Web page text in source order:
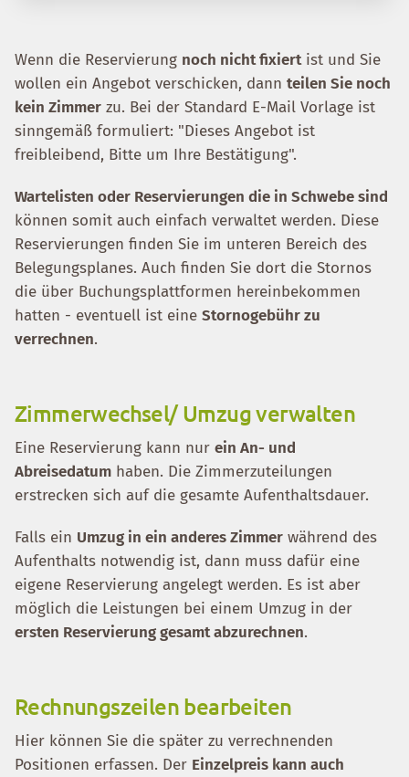
Wenn die Reservierung noch nicht fixiertist und Sie
wollen ein Angebot verschicken, dann teilen Sie noch
kein Zimmer zu. Bei der Standard E-Mail Vorlage ist
sinngemäß formuliert: "Dieses Angebot ist
freibleibend, Bitte um Ihre Bestätigung".
Wartelisten oder Reservierungen die in Schwebe sind
können somit auch einfach verwaltet werden. Diese
Reservierungen finden Sie im unteren Bereich des
Belegungsplanes. Auch finden Sie dort die Stornos
die über Buchungsplattformen hereinbekommen
hatten - eventuell ist eine Stornogebühr zu
verrechnen.
Zimmerwechsel/ Umzug verwalten
Eine Reservierung kann nur ein An- und
Abreisedatum haben. Die Zimmerzuteilungen
erstrecken sich auf die gesamte Aufenthaltsdauer.
Falls ein Umzug in ein anderes Zimmer während des
Aufenthalts notwendig ist, dann muss dafür eine
eigene Reservierung angelegt werden. Es ist aber
möglich die Leistungen bei einem Umzug in der
ersten Reservierung gesamt abzurechnen.
Rechnungszeilen bearbeiten
Hier können Sie die später zu verrechnenden
Positionen erfassen. Der Einzelpreis kann auch